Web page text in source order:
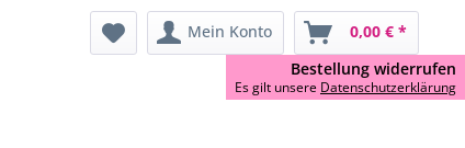
Mein Konto 0,00 € *
Bestellung widerrufen
Es gilt unsere Datenschutzerklärung